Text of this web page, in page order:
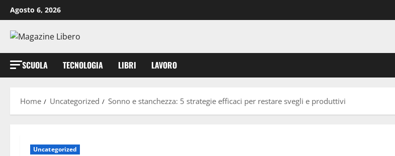
al
contenuto
Agosto 6, 2026
SCUOLA TECNOLOGIA LIBRI LAVORO
Home Uncategorized Sonno e stanchezza: 5 strategie efficaci per restare svegli e produttivi
Uncategorized